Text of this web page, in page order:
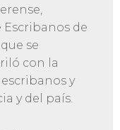
de
se
con la
y
y del país.